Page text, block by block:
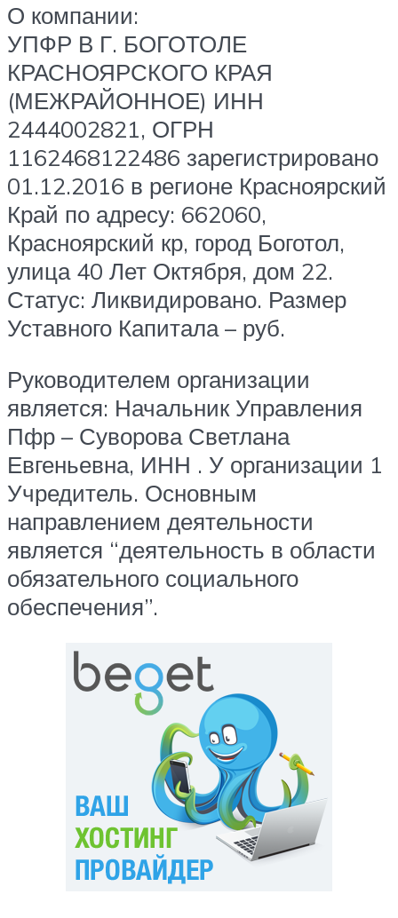
О компании:
УПФР В Г. БОГОТОЛЕ
КРАСНОЯРСКОГО КРАЯ
(МЕЖРАЙОННОЕ) ИНН
2444002821, ОГРН
1162468122486 зарегистрировано
01.12.2016 в регионе Красноярский
Край по адресу: 662060,
Красноярский кр, город Боготол,
улица 40 Лет Октября, дом 22.
Статус: Ликвидировано. Размер
Уставного Капитала – руб.
Руководителем организации
является: Начальник Управления
Пфр – Суворова Светлана
Евгеньевна, ИНН . У организации 1
Учредитель. Основным
направлением деятельности
является “деятельность в области
обязательного социального
обеспечения”.